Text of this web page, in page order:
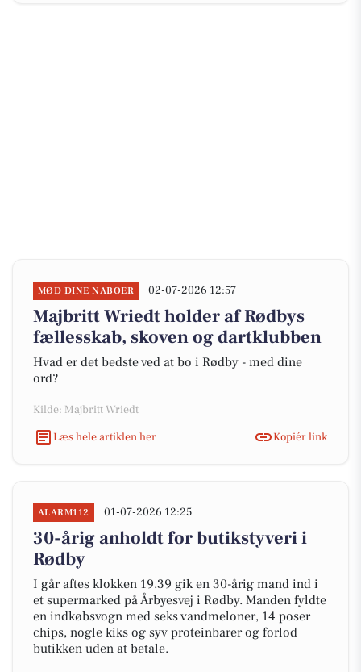
MØD DINE NABOER 02-07-2026 12:57
Majbritt Wriedt holder af Rødbys
fællesskab, skoven og dartklubben
Hvad er det bedste ved at bo i Rødby - med dine
ord?
Kilde: Majbritt Wriedt
Læs hele artiklen her
Kopiér link
ALARM112 01-07-2026 12:25
30-årig anholdt for butikstyveri i
Rødby
I går aftes klokken 19.39 gik en 30-årig mand ind i
et supermarked på Årbyesvej i Rødby. Manden fyldte
en indkøbsvogn med seks vandmeloner, 14 poser
chips, nogle kiks og syv proteinbarer og forlod
butikken uden at betale.